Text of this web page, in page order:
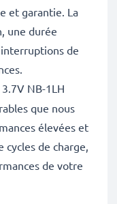
et garantie. La
une durée
de
NB-1LH
que nous
élevées et
cycles de charge,
de votre